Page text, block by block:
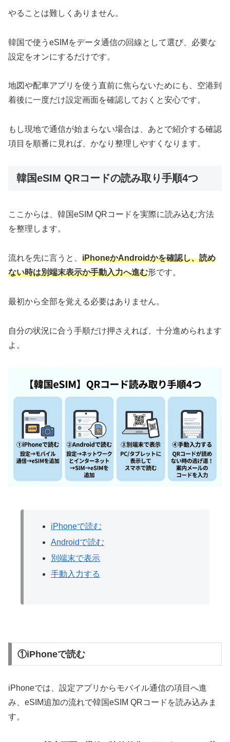
やることは難しくありません。
韓国で使うeSIMをデータ通信の回線として選び、必要な
設定をオンにするだけです。
地図や配車アプリを使う直前に焦らないためにも、空港到
着後に一度だけ設定画面を確認しておくと安心です。
もし現地で通信が始まらない場合は、あとで紹介する確認
項目を順番に見れば、かなり整理しやすくなります。
韓国eSIM QRコードの読み取り手順4つ
ここからは、韓国eSIM QRコードを実際に読み込む方法
を整理します。
流れを先に言うと、 iPhoneかAndroidかを確認し、読め
ない時は別端末表示か手動入力へ進む形です。
最初から全部を覚える必要はありません。
自分の状況に合う手順だけ押さえれば、十分進められます
よ。
iPhoneで読む
Androidで読む
別端末で表示
手動入力する
①iPhoneで読む
iPhoneでは、設定アプリからモバイル通信の項目へ進
み、eSIM追加の流れで韓国eSIM QRコードを読み込みま
す。